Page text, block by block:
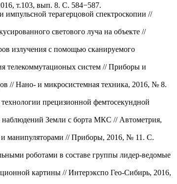
т.103, вып. 8. С. 584−587.
терагерцовой спектроскопии //
светового луча на объекте //
излучения с помощью сканируемого
телекоммутационых систем // Приборы и
// Нано- и микросистемная техника, 2016, № 8.
прецизионной фемтосекундной
Земли с борта МКС // Автометрия,
манипуляторами // Приборы, 2016, № 11. С.
роботами в составе группы лидер-ведомые
картины // Интерэкспо Гео-Сибирь, 2016,